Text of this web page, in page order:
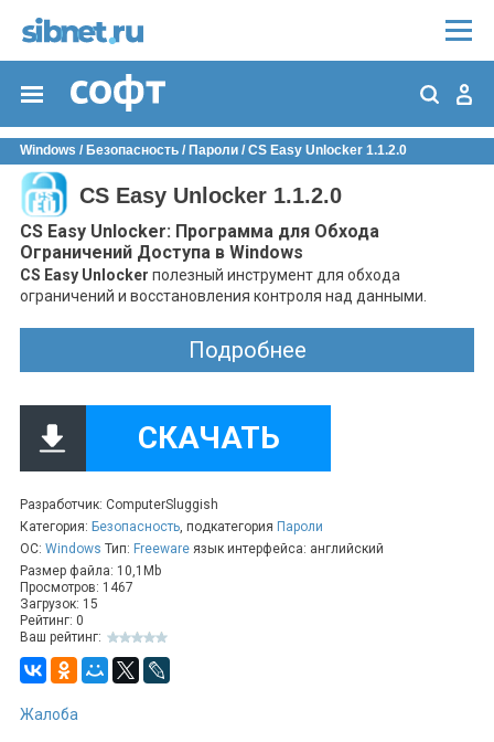
Windows / Безопасность / Пароли / CS Easy Unlocker 1.1.2.0
CS Easy Unlocker 1.1.2.0
CS Easy Unlocker: Программа для Обхода
Ограничений Доступа в Windows
CS Easy Unlocker полезный инструмент для обхода
ограничений и восстановления контроля над данными.
Основные Возможности:
Разблокировка Заблокированных Папок:
ограничений доступа и разблокировки папок.
Полный Контроль Над Файлами и Папками:
Unlocker предоставляет возможность получения
полного контроля над файлами и папками, которые
Простой и Удобный Интерфейс:
программы прост и удобен, обеспечивая легкость в
использовании.
Быстрый Процесс Разблокировки:
Усовершенствованные алгоритмы программы
обеспечивают быстрый процесс разблокировки.
Портативное Решение:
невелик, что делает ее портативным решением, и не
требует установки.
Подробнее
СКАЧАТЬ
Разработчик: ComputerSluggish
Категория: Безопасность, подкатегория Пароли
ОС: Windows Тип: Freeware язык интерфейса: английский
Размер файла: 10,1Mb
Просмотров: 1467
Загрузок: 15
Рейтинг: 0
Ваш рейтинг:
Жалоба